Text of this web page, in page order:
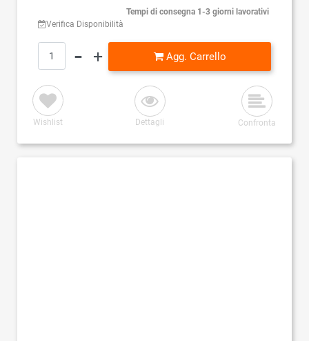
Verifica Disponibilità
Tempi di consegna 1-3 giorni lavorativi
Quantità
Agg. Carrello
Wishlist Dettagli Confronta